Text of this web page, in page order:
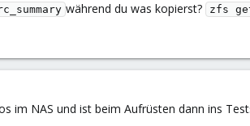
während du was kopierst? zfs
im NAS und ist beim Aufrüsten dann ins